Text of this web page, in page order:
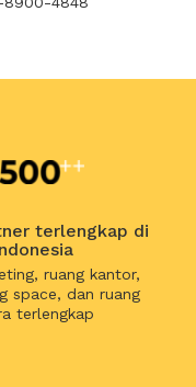
terlengkap di
ruang kantor,
space, dan ruang
terlengkap